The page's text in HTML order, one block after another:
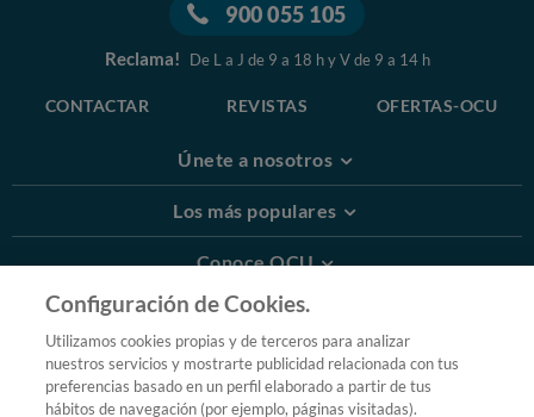
900 055 105
Reclama! De L a J de 9 a 18 h y V de 9 a 14 h
CONTACTAR REVISTAS OFERTAS-OCU
Únete a nosotros
Los más populares
Conoce OCU
Más Información
© 2026 OCU
Condiciones generales de contratación de OCU
Configuración de Cookies.
Utilizamos cookies propias y de terceros para analizar
nuestros servicios y mostrarte publicidad relacionada con tus
preferencias basado en un perfil elaborado a partir de tus
hábitos de navegación (por ejemplo, páginas visitadas).